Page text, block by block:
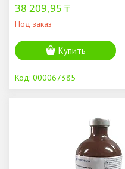
38 209,95 ₸
Под заказ
Купить
000067385